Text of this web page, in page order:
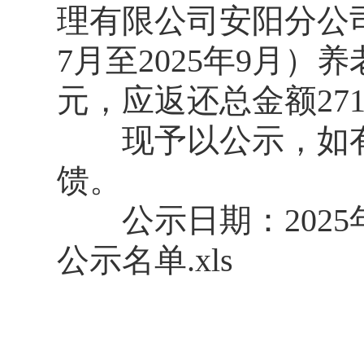
理有限公司安阳分公
7月至2025年9月）
元，应返还总金额
现予以公示，如有
馈。
公示日期：2025
公示名单.xls